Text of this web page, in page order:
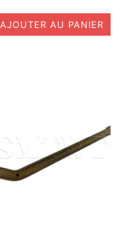
AJOUTER AU PANIER